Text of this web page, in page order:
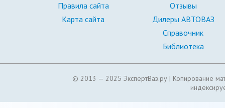
Правила сайта
Карта сайта
Отзывы
Дилеры АВТОВАЗ
Справочник
Библиотека
© 2013 — 2025 ЭкспертВаз.ру | Копирование